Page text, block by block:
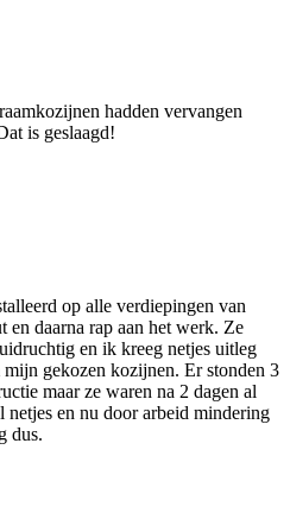
hadden vervangen
is geslaagd!
op alle verdiepingen van
daarna rap aan het werk. Ze
en ik kreeg netjes uitleg
gekozen kozijnen. Er stonden 3
maar ze waren na 2 dagen al
netjes en nu door arbeid mindering
dus.